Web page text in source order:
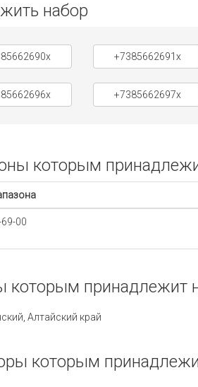
набор
+7385662691x
+7385662697x
которым
00
которым принадлежит
Алтайский край
которым